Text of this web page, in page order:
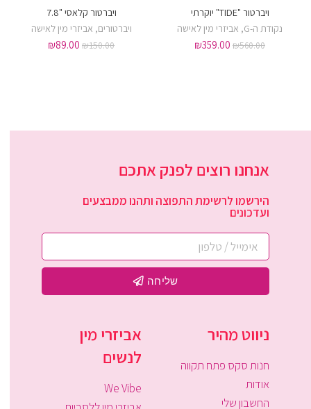
ויברטור "TIDE" יוקרתי
נקודת ה-G , אביזרי מין לאישה
₪560.00
₪359.00
ויברטור קלאסי "7.8
ויברטורים, אביזרי מין לאישה
₪150.00
₪89.00
אנחנו רוצים לפנק אתכם
הירשמו לרשימת התפוצה ותהנו ממבצעים
ועדכונים
שליחה
ניווט מהיר
חנות סקס פתח תקווה
אודות
החשבון שלי
אביזרי מין
לנשים
We Vibe